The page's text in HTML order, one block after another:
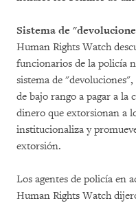
Sistema de
Human Rights Watch
funcionarios de la policía
sistema de
de bajo rango a pagar a la
dinero que extorsionan a
institucionaliza y
extorsión.
Los agentes de policía en
Human Rights Watch